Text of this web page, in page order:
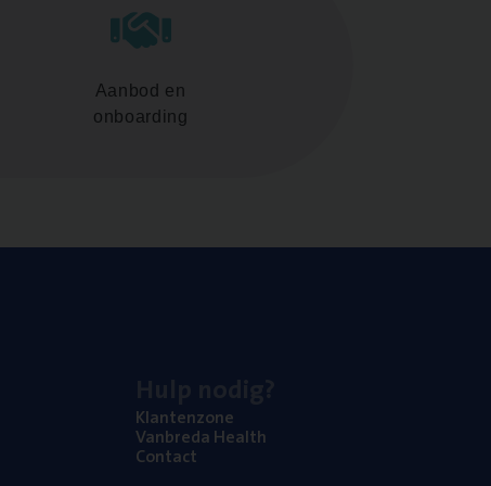
Aanbod en
onboarding
Klan­ten­zo­ne
Van­b­re­da Health
Con­tact